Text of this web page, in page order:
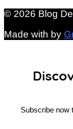
© 2026 Blog
Made with by
Subscribe now